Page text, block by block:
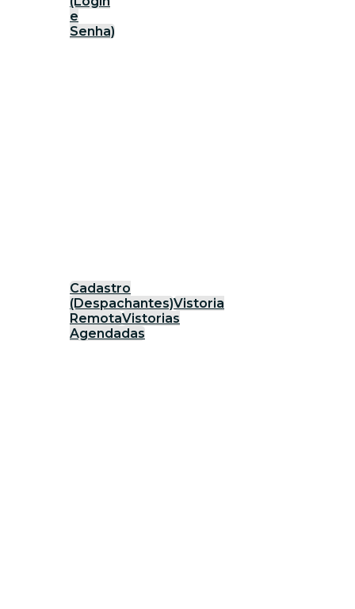
e
Senha)
Cadastro
(Despachantes)Vistoria
RemotaVistorias
Agendadas